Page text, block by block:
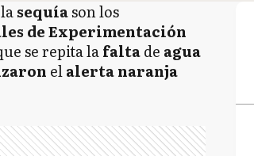
sequíason los
de Experimentación
se repita lafaltade agua
elalerta naranja